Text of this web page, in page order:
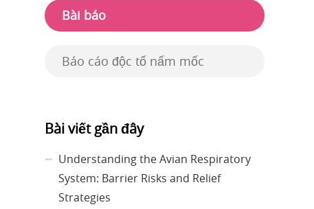
Bài báo
Báo cáo độc tố nấm mốc
Bài viết gần đây
Understanding the Avian Respiratory
System: Barrier Risks and Relief
Strategies